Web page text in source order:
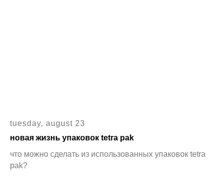
tuesday, august 23
новая жизнь упаковок tetra pak
что можно сделать из использованных упаковок tetra
pak?